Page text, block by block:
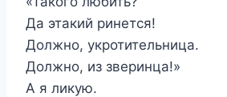
Да этакий ринется!
Должно, укротительница.
Должно, из зверинца!»
А я ликую.